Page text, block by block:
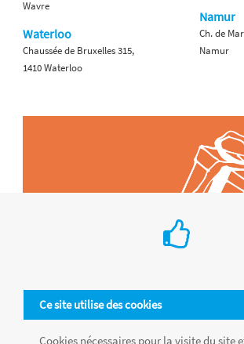
Ce site utilise des cookies
Cookies nécessaires pour la visite du site
Wavre
Waterloo
Chaussée de Bruxelles 315,
1410 Waterloo
Namur
Ch. de
Namur